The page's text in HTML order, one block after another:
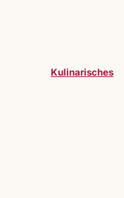
Kulinarisches